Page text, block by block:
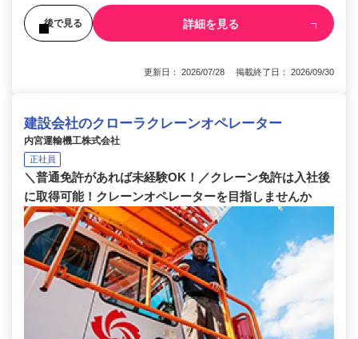
後で見る 詳細を見る
更新日： 2026/07/28 掲載終了日： 2026/09/30
建設会社のクローラクレーンオペレーター
内宮運輸機工株式会社
正社員
＼普通免許があれば未経験OK！／クレーン免許は入社後
に取得可能！クレーンオペレーターを目指しませんか